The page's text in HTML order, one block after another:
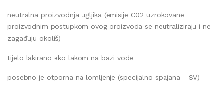
neutralna proizvodnja ugljika (emisije CO2 uzrokovane
proizvodnim postupkom ovog proizvoda se neutraliziraju i ne
zagađuju okoliš)
tijelo lakirano eko lakom na bazi vode
posebno je otporna na lomljenje (specijalno spajana - SV)